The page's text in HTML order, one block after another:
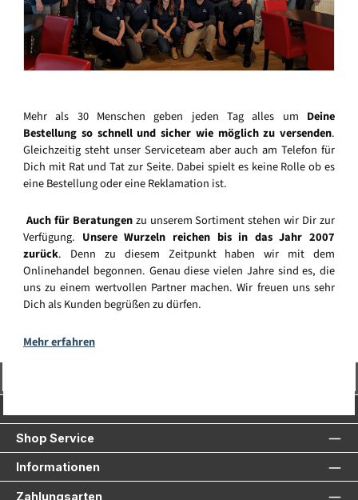
Mehr als 30 Menschen geben jeden Tag alles um Deine
Bestellung so schnell und sicher wie möglich zu versenden.
Gleichzeitig steht unser Serviceteam aber auch am Telefon für
Dich mit Rat und Tat zur Seite. Dabei spielt es keine Rolle ob es
eine Bestellung oder eine Reklamation ist.
Auch für Beratungenzu unserem Sortiment stehen wir Dir zur
Verfügung. Unsere Wurzeln reichen bis in das Jahr 2007
zurück. Denn zu diesem Zeitpunkt haben wir mit dem
Onlinehandel begonnen. Genau diese vielen Jahre sind es, die
uns zu einem wertvollen Partner machen. Wir freuen uns sehr
Dich als Kunden begrüßen zu dürfen.
Mehr erfahren
Shop Service
Informationen
Zahlungsarten